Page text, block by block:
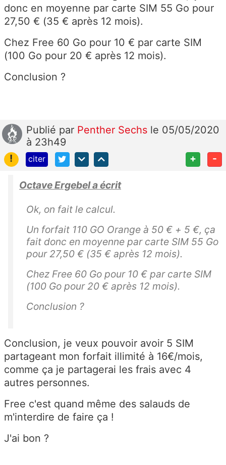
donc en moyenne par carte SIM 55 Go pour
27,50 € (35 € après 12 mois).
Chez Free 60 Go pour 10 € par carte SIM
(100 Go pour 20 € après 12 mois).
Conclusion ?
Publié par Penther Sechs le 05/05/2020
à 23h49
!
citer + -
Octave Ergebel a écrit
Ok, on fait le calcul.
Un forfait 110 GO Orange à 50 € + 5 €, ça
fait donc en moyenne par carte SIM 55 Go
pour 27,50 € (35 € après 12 mois).
Chez Free 60 Go pour 10 € par carte SIM
(100 Go pour 20 € après 12 mois).
Conclusion ?
Conclusion, je veux pouvoir avoir 5 SIM
partageant mon forfait illimité à 16€/mois,
comme ça je partagerai les frais avec 4
autres personnes.
Free c'est quand même des salauds de
m'interdire de faire ça !
J'ai bon ?